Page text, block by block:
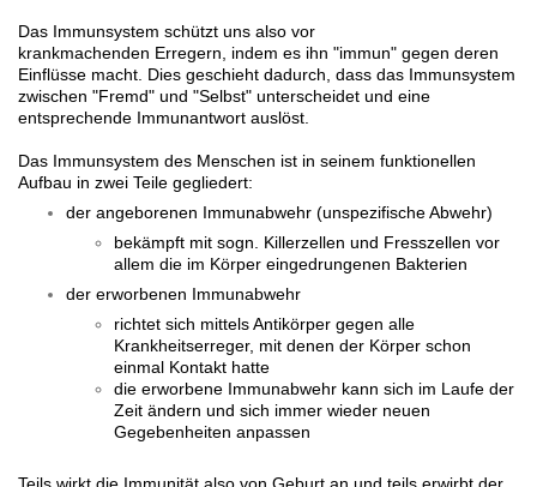
Das Immunsystem schützt uns also vor
krankmachenden Erregern, indem es ihn "immun" gegen deren
Einflüsse macht. Dies geschieht dadurch, dass das Immunsystem
zwischen "Fremd" und "Selbst" unterscheidet und eine
entsprechende Immunantwort auslöst.
Das Immunsystem des Menschen ist in seinem funktionellen
Aufbau in zwei Teile gegliedert:
der angeborenen Immunabwehr (unspezifische Abwehr)
​bekämpft mit sogn. Killerzellen und Fresszellen vor
allem die im Körper eingedrungenen Bakterien
der erworbenen Immunabwehr
​richtet sich mittels Antikörper gegen alle
Krankheitserreger, mit denen der Körper schon
einmal Kontakt hatte
die erworbene Immunabwehr kann sich im Laufe der
Zeit ändern und sich immer wieder neuen
Gegebenheiten anpassen